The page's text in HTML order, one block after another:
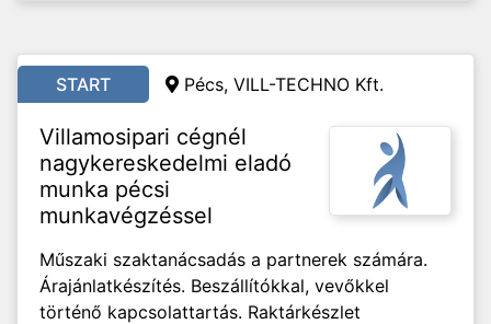
START Pécs, VILL-TECHNO Kft.
Villamosipari cégnél
nagykereskedelmi eladó
munka pécsi
munkavégzéssel
Műszaki szaktanácsadás a partnerek számára.
Árajánlatkészítés. Beszállítókkal, vevőkkel
történő kapcsolattartás. Raktárkészlet